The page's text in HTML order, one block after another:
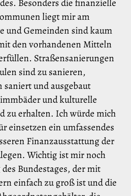
Besonders die finanzielle
liegt mir am
und Gemeinden sind kaum
den vorhandenen Mitteln
Straßensanierungen
sind zu sanieren,
saniert und ausgebaut
und kulturelle
zu erhalten. Ich würde mich
einsetzen ein umfassendes
Finanzausstattung der
Wichtig ist mir noch
Bundestages, der mit
einfach zu groß ist und die